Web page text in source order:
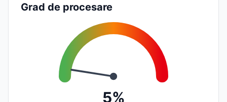
Grad de procesare
5%